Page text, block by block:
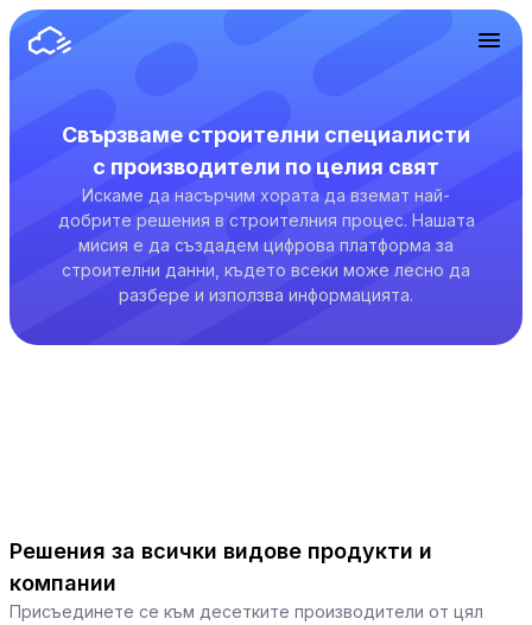
Свързваме строителни специалисти
с производители по целия свят
Искаме да насърчим хората да вземат най-
добрите решения в строителния процес. Нашата
мисия е да създадем цифрова платформа за
строителни данни, където всеки може лесно да
разбере и използва информацията.
Решения за всички видове продукти и
компании
Присъединете се към десетките производители от цял